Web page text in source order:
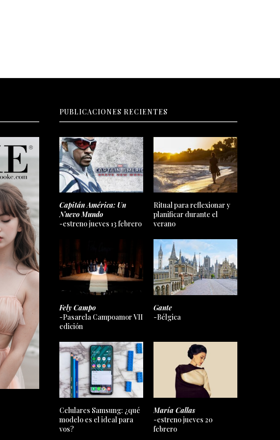
PUBLICACIONES RECIENTES
Capitán América: Un
Nuevo Mundo
-estreno jueves 13 febrero
Ritual para reflexionar y
planificar durante el
verano
Fely Campo
-Pasarela Campoamor VII
edición
Gante
-Bélgica
Celulares Samsung: ¿qué
modelo es el ideal para
vos?
María Callas
-estreno jueves 20
febrero